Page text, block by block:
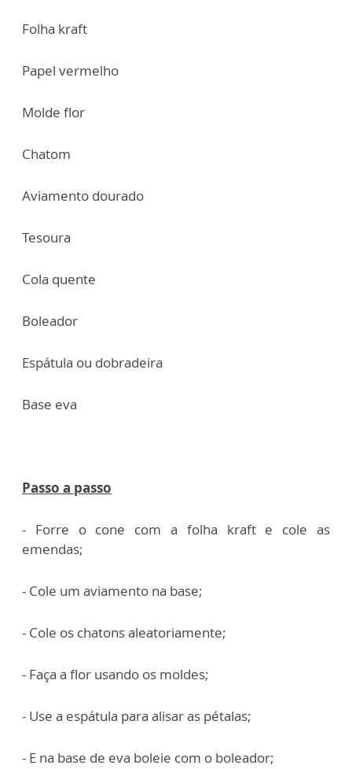
Folha kraft
Papel vermelho
Molde flor
Chatom
Aviamento dourado
Tesoura
Cola quente
Boleador
Espátula ou dobradeira
Base eva
Passo a passo
- Forre o cone com a folha kraft e cole as
emendas;
- Cole um aviamento na base;
- Cole os chatons aleatoriamente;
- Faça a flor usando os moldes;
- Use a espátula para alisar as pétalas;
- E na base de eva boleie com o boleador;